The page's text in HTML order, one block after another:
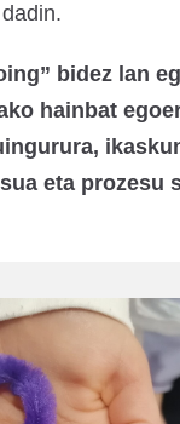
bidez lan
hainbat
eta prozesu